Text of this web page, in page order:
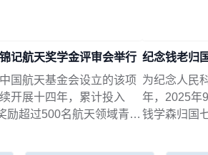
记航天奖学金评审会举行
国航天基金会设立的该项
开展十四年，累计投入
励超过500名航天领域青年
为纪念人民
年，2025年
钱学森归国